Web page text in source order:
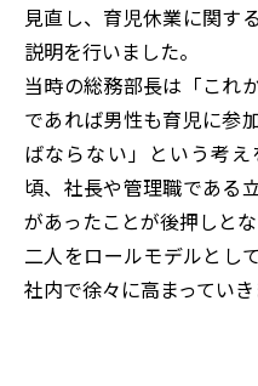
見直し、育児休業に関す
説明を行いました。
当時の総務部長は「これ
であれば男性も育児に参
ばならない」という考
頃、社長や管理職である
があったことが後押しとな
二人をロールモデルとし
社内で徐々に高まっていき